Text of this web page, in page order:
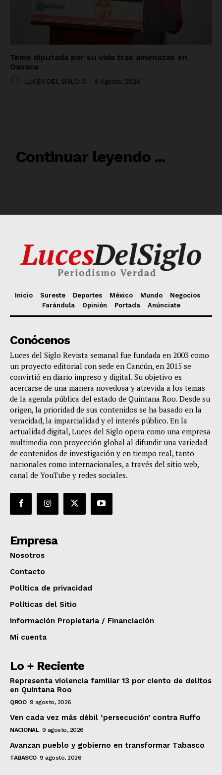
Inicio Sureste Deportes México Mundo
Negocios
Farándula
Opinión Portada Anúnciate
Conócenos
Luces del Siglo Revista semanal fue fundada en 2003 como
un proyecto editorial con sede en Cancún, en 2015 se
convirtió en diario impreso y digital. Su objetivo es
acercarse de una manera novedosa y atrevida a los temas
de la agenda pública del estado de Quintana Roo. Desde su
origen, la prioridad de sus contenidos se ha basado en la
veracidad, la imparcialidad y el interés público. En la
actualidad digital, Luces del Siglo opera como una empresa
multimedia con proyección global al difundir una variedad
de contenidos de investigación y en tiempo real, tanto
nacionales como internacionales, a través del sitio web,
canal de YouTube y redes sociales.
Empresa
Nosotros
Contacto
Política de privacidad
Políticas del Sitio
Información Propietaria / Financiación
Mi cuenta
Lo + Reciente
Representa violencia familiar 13 por ciento de delitos
en Quintana Roo
QROO 9 agosto, 2026
Ven cada vez más débil ‘persecución’ contra Ruffo
NACIONAL 9 agosto, 2026
Avanzan pueblo y gobierno en transformar Tabasco
TABASCO 9 agosto, 2026